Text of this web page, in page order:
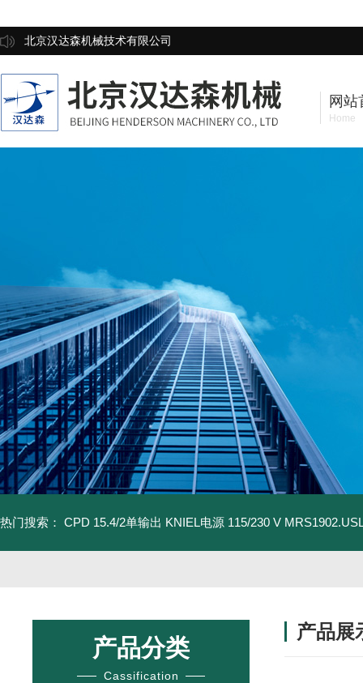
北京汉达森机械技术有限公司
网站
Home
热门搜索： CPD 15.4/2单输出 KNIEL电源 115/230 V
产品分类
Cassification
产品展